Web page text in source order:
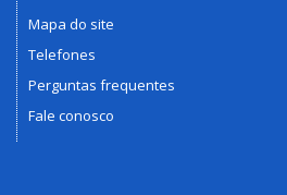
Mapa do site
Telefones
Perguntas frequentes
Fale conosco